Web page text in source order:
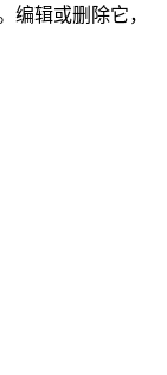
编辑或删除它，